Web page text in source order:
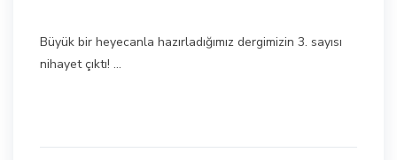
Büyük bir heyecanla hazırladığımız dergimizin 3. sayısı
nihayet çıktı! ...